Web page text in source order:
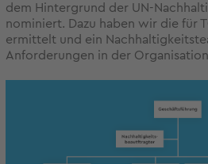
dem Hintergrund der UN-
nominiert. Dazu haben wir die für
ermittelt und ein
Anforderungen in der